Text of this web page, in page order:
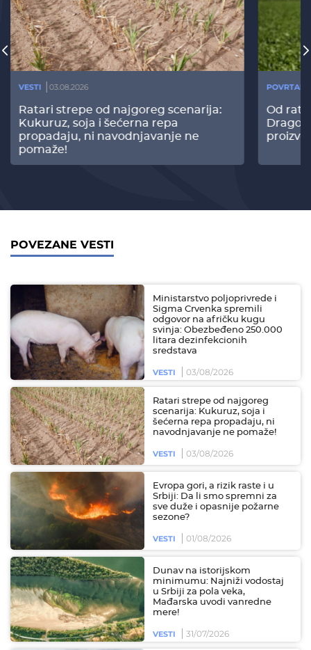
VESTI 03.08.2026
Ratari strepe od najgoreg scenarija:
Kukuruz, soja i šećerna repa
propadaju, ni navodnjavanje ne
pomaže!
Od
POVEZANE VESTI
Ministarstvo poljoprivrede i
Sigma Crvenka spremili
odgovor na afričku kugu
svinja: Obezbeđeno 250.000
litara dezinfekcionih
sredstava
VESTI 03/08/2026
Ratari strepe od najgoreg
scenarija: Kukuruz, soja i
šećerna repa propadaju, ni
navodnjavanje ne pomaže!
VESTI 03/08/2026
Evropa gori, a rizik raste i u
Srbiji: Da li smo spremni za
sve duže i opasnije požarne
sezone?
VESTI 01/08/2026
Dunav na istorijskom
minimumu: Najniži vodostaj
u Srbiji za pola veka,
Mađarska uvodi vanredne
mere!
VESTI 31/07/2026